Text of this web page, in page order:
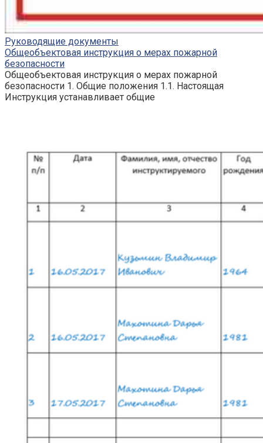
Руководящие документы
Общеобъектовая инструкция о мерах пожарной
безопасности
Общеобъектовая инструкция о мерах пожарной
безопасности 1. Общие положения 1.1. Настоящая
Инструкция устанавливает общие